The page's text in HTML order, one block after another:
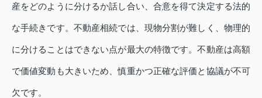
産をどのように分けるか話し合い、合意を得て決定する法的
な手続きです。不動産相続では、現物分割が難しく、物理的
に分けることはできない点が最大の特徴です。不動産は高額
で価値変動も大きいため、慎重かつ正確な評価と協議が不可
欠です。